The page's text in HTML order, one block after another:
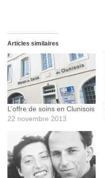
Articles similaires
L’offre de soins en Clunisois
22 novembre 2013